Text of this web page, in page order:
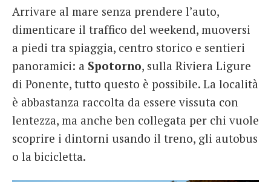
Italiano
Arrivare al mare senza prendere l’auto,
dimenticare il traffico del weekend, muoversi
a piedi tra spiaggia, centro storico e sentieri
panoramici: a Spotorno, sulla Riviera Ligure
di Ponente, tutto questo è possibile. La località
è abbastanza raccolta da essere vissuta con
lentezza, ma anche ben collegata per chi vuole
scoprire i dintorni usando il treno, gli autobus
o la bicicletta.